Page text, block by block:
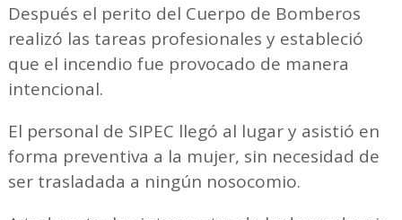
Después el perito del Cuerpo de Bomberos
realizó las tareas profesionales y estableció
que el incendio fue provocado de manera
intencional.
El personal de SIPEC llegó al lugar y asistió en
forma preventiva a la mujer, sin necesidad de
ser trasladada a ningún nosocomio.